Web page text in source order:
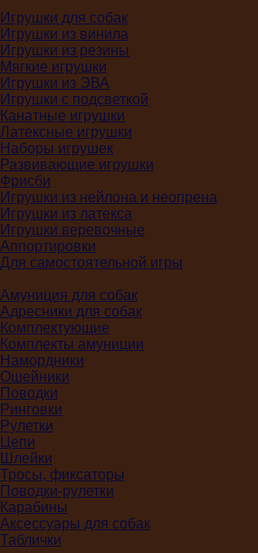
Игрушки для собак
Игрушки из винила
Игрушки из резины
Мягкие игрушки
Игрушки из ЭВА
Игрушки с подсветкой
Канатные игрушки
Латексные игрушки
Наборы игрушек
Развивающие игрушки
Фрисби
Игрушки из нейлона и неопрена
Игрушки из латекса
Игрушки веревочные
Аппортировки
Для самостоятельной игры
Амуниция для собак
Адресники для собак
Комплектующие
Комплекты амуниции
Намордники
Ошейники
Поводки
Ринговки
Рулетки
Цепи
Шлейки
Тросы, фиксаторы
Поводки-рулетки
Карабины
Аксессуары для собак
Таблички